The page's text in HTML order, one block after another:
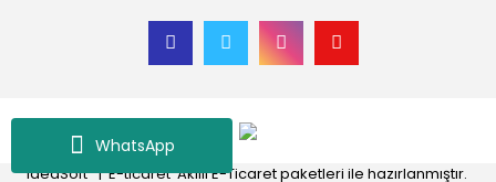
WhatsApp
IdeaSoft | E-ticaret Akıllı E-Ticaret paketleri ile hazırlanmıştır.